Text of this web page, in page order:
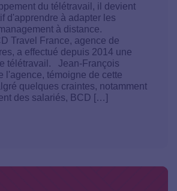
du télétravail, il devient
d'apprendre à adapter les
à distance.
Travel France, agence de
a effectué depuis 2014 une
télétravail. Jean-François
l'agence, témoigne de cette
quelques craintes, notamment
des salariés, BCD […]